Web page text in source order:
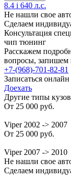
8.4 i 640 л.с.
Не нашли свое
Сделаем
Консультация
чип тюнинг
Расскажем
вопросы, запишем
+7-(968)-701-82-81
Записаться онлайн
Доехать
Другие типы
От 25 000 руб.
Viper 2002 -> 2007
От 25 000 руб.
Viper 2007 -> 2010
Не нашли свое
Сделаем